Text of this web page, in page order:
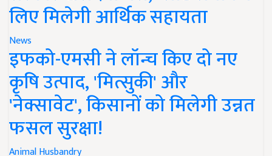
लिए मिलेगी आर्थिक सहायता
News
इफको-एमसी ने लॉन्च किए दो नए
कृषि उत्पाद, 'मित्सुकी' और
'नेक्सावेट', किसानों को मिलेगी उन्नत
फसल सुरक्षा!
Animal Husbandry